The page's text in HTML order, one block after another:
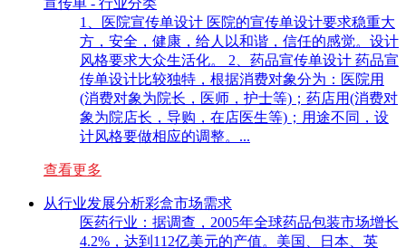
宣传单 - 行业分类
1、医院宣传单设计 医院的宣传单设计要求稳重大
方，安全，健康，给人以和谐，信任的感觉。设计
风格要求大众生活化。 2、药品宣传单设计 药品宣
传单设计比较独特，根据消费对象分为：医院用
(消费对象为院长，医师，护士等)；药店用(消费对
象为院店长，导购，在店医生等)；用途不同，设
计风格要做相应的调整。...
查看更多
从行业发展分析彩盒市场需求
医药行业：据调查，2005年全球药品包装市场增长
4.2%，达到112亿美元的产值。美国、日本、英